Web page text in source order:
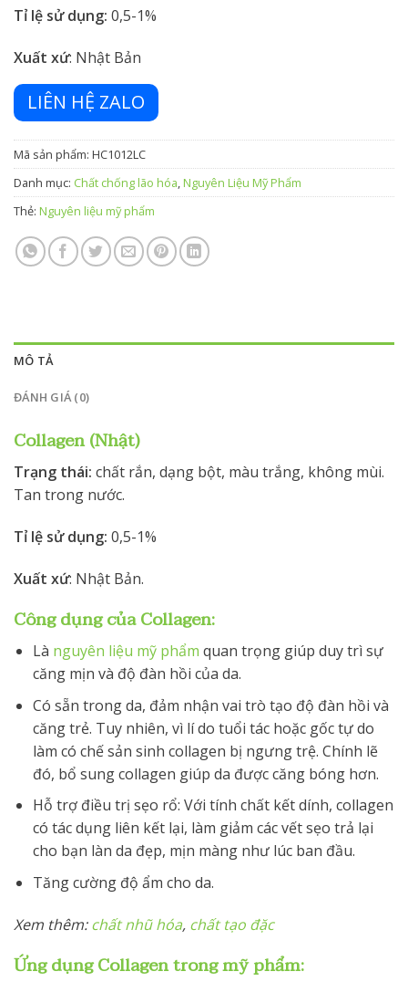
Tỉ lệ sử dụng: 0,5-1%
Xuất xứ: Nhật Bản
LIÊN HỆ ZALO
Mã sản phẩm: HC1012LC
Danh mục: Chất chống lão hóa,Nguyên Liệu Mỹ Phẩm
Thẻ: Nguyên liệu mỹ phẩm
MÔ TẢ
ĐÁNH GIÁ (0)
Collagen (Nhật)
Trạng thái: chất rắn, dạng bột, màu trắng, không mùi.
Tan trong nước.
Tỉ lệ sử dụng: 0,5-1%
Xuất xứ: Nhật Bản.
Công dụng của Collagen:
Là nguyên liệu mỹ phẩm quan trọng giúp duy trì sự
căng mịn và độ đàn hồi của da.
Có sẵn trong da, đảm nhận vai trò tạo độ đàn hồi và
căng trẻ. Tuy nhiên, vì lí do tuổi tác hoặc gốc tự do
làm có chế sản sinh collagen bị ngưng trệ. Chính lẽ
đó, bổ sung collagen giúp da được căng bóng hơn.
Hỗ trợ điều trị sẹo rổ: Với tính chất kết dính, collagen
có tác dụng liên kết lại, làm giảm các vết sẹo trả lại
cho bạn làn da đẹp, mịn màng như lúc ban đầu.
Tăng cường độ ẩm cho da.
Xem thêm:chất nhũ hóa, chất tạo đặc
Ứng dụng Collagen trong mỹ phẩm: